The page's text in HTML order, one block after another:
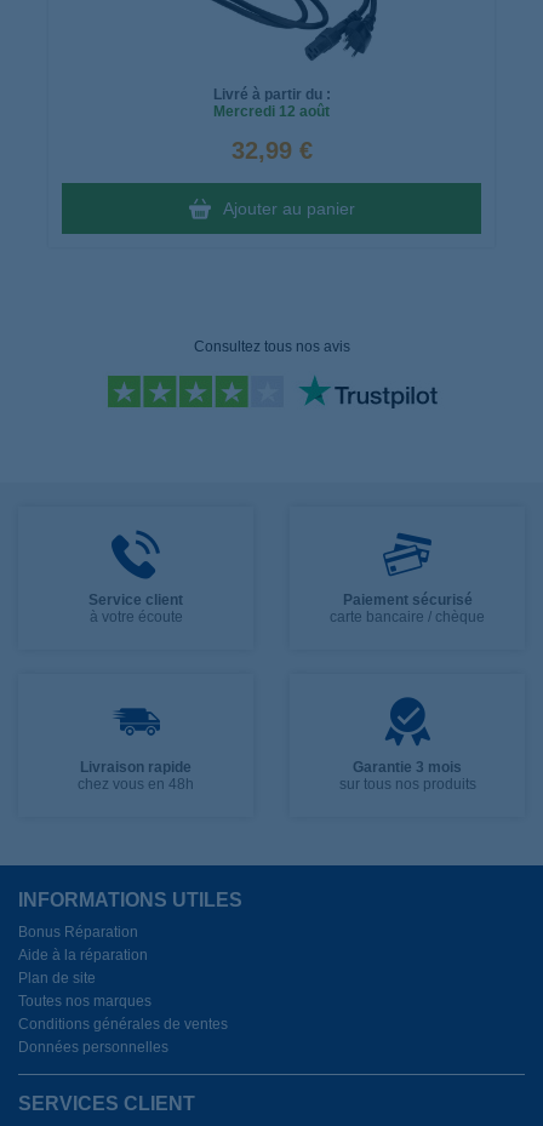
Livré à partir du :
Mercredi 12 août
32,99 €
Ajouter au panier
Consultez tous nos avis
Service client
à votre écoute
Paiement sécurisé
carte bancaire / chèque
Livraison rapide
chez vous en 48h
Garantie 3 mois
sur tous nos produits
INFORMATIONS UTILES
Bonus Réparation
Aide à la réparation
Plan de site
Toutes nos marques
Conditions générales de ventes
Données personnelles
SERVICES CLIENT